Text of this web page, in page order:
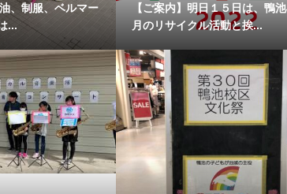
、制服、ベルマー
...
【ご案内】明日１５日は、鴨
月のリサイクル活動と挨...